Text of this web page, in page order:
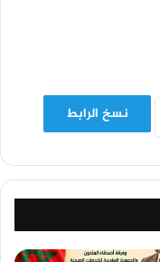
نسخ الرابط